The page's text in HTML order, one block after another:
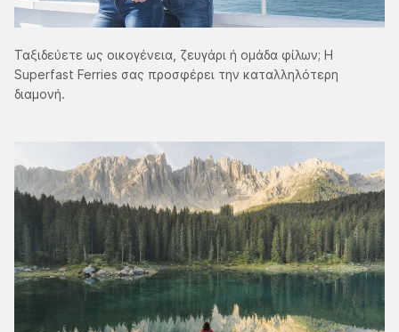
Ταξιδεύετε ως οικογένεια, ζευγάρι ή ομάδα φίλων; Η
Superfast Ferries σας προσφέρει την καταλληλότερη
διαμονή.